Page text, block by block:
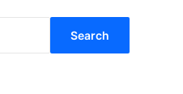
Search